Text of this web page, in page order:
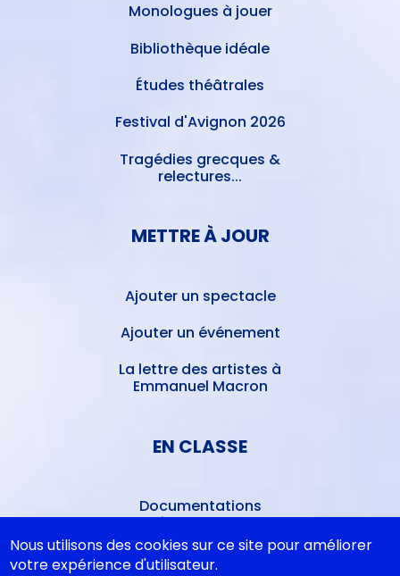
Monologues à jouer
Bibliothèque idéale
Études théâtrales
Festival d'Avignon 2026
Tragédies grecques &
relectures...
METTRE À JOUR
Ajouter un spectacle
Ajouter un événement
La lettre des artistes à
Emmanuel Macron
EN CLASSE
Documentations
pédagogiques
Collègiens
Nous utilisons des cookies sur ce site pour améliorer
votre expérience d'utilisateur.